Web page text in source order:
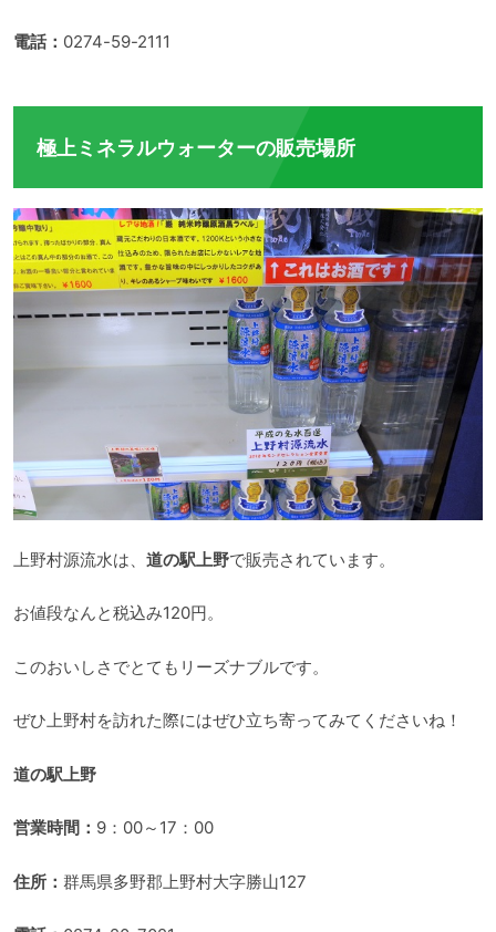
電話： 0274-59-2111
極上ミネラルウォーターの販売場所
上野村源流水は、 道の駅上野で販売されています。
お値段なんと税込み120円。
このおいしさでとてもリーズナブルです。
ぜひ上野村を訪れた際にはぜひ立ち寄ってみてくださいね！
道の駅上野
営業時間： 9：00～17：00
住所： 群馬県多野郡上野村大字勝山127